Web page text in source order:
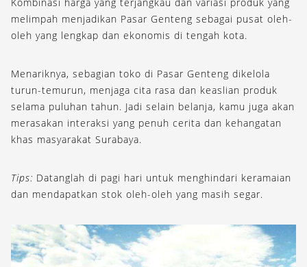
Kombinasi harga yang terjangkau dan variasi produk yang
melimpah menjadikan Pasar Genteng sebagai pusat oleh-
oleh yang lengkap dan ekonomis di tengah kota.
Menariknya, sebagian toko di Pasar Genteng dikelola
turun-temurun, menjaga cita rasa dan keaslian produk
selama puluhan tahun. Jadi selain belanja, kamu juga akan
merasakan interaksi yang penuh cerita dan kehangatan
khas masyarakat Surabaya.
Tips: Datanglah di pagi hari untuk menghindari keramaian
dan mendapatkan stok oleh-oleh yang masih segar.